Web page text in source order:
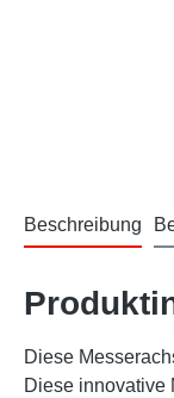
Beschreibung
Diese
Diese innovative